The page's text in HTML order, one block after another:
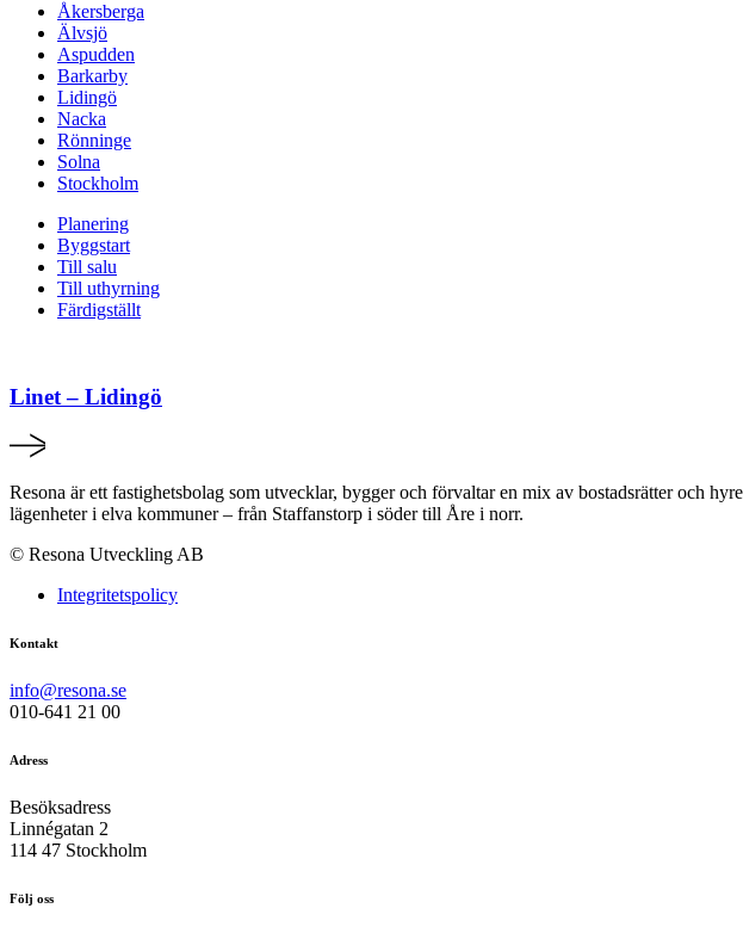
Åkersberga
Älvsjö
Aspudden
Barkarby
Lidingö
Nacka
Rönninge
Solna
Stockholm
Planering
Byggstart
Till salu
Till uthyrning
Färdigställt
Linet – Lidingö
Resona är ett fastighetsbolag som utvecklar, bygger och förvaltar en mix av bostadsrätter och
lägenheter i elva kommuner – från Staffanstorp i söder till Åre i norr.
© Resona Utveckling AB
Integritetspolicy
Kontakt
info@resona.se
010-641 21 00
Adress
Besöksadress
Linnégatan 2
114 47 Stockholm
Följ oss